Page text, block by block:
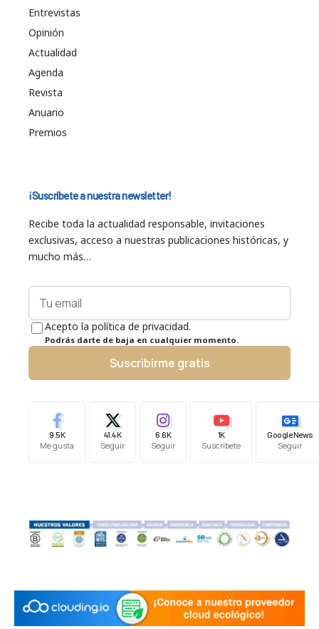
Entrevistas
Opinión
Actualidad
Agenda
Revista
Anuario
Premios
¡Suscríbete a nuestra newsletter!
Recibe toda la actualidad responsable, invitaciones
exclusivas, acceso a nuestras publicaciones históricas, y
mucho más…
Acepto la política de privacidad.
Podrás darte de baja en cualquier momento.
Suscribirme gratis
9.5K
Me gusta
41.4K
Seguir
6.6K
Seguir
1K
Suscríbete
Google News
Seguir